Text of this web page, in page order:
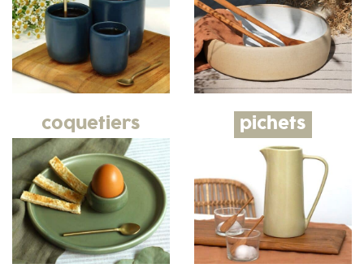
coquetiers pichets